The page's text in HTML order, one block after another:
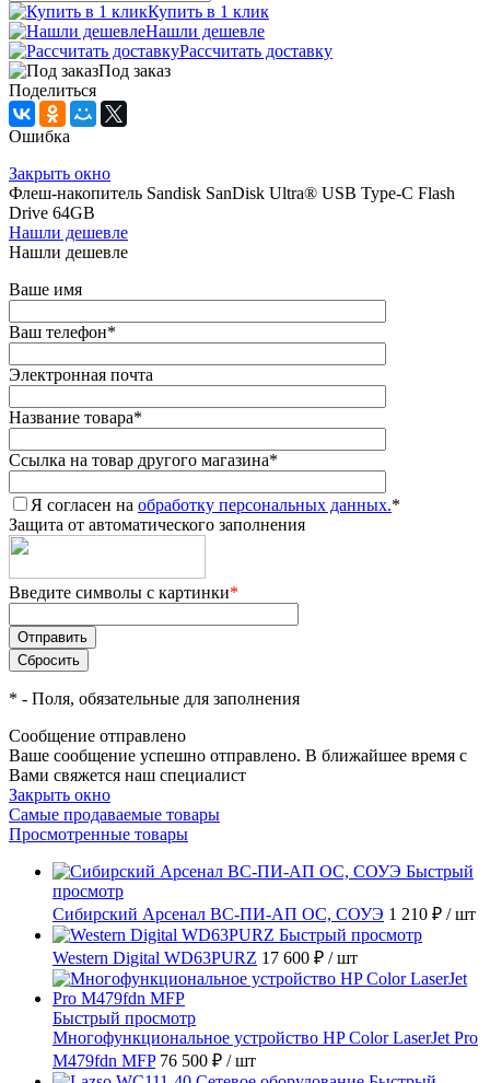
Купить в 1 клик
Нашли дешевле
Рассчитать доставку
Под заказ
Поделиться
Ошибка
Закрыть окно
Флеш-накопитель Sandisk SanDisk Ultra® USB Type-C Flash
Drive 64GB
Нашли дешевле
Нашли дешевле
Ваше имя
Ваш телефон*
Электронная почта
Название товара*
Ссылка на товар другого магазина*
Я согласен на обработку персональных данных.*
Защита от автоматического заполнения
Введите символы с картинки*
* - Поля, обязательные для заполнения
Сообщение отправлено
Ваше сообщение успешно отправлено. В ближайшее время с
Вами свяжется наш специалист
Закрыть окно
Самые продаваемые товары
Просмотренные товары
Быстрый
просмотр
Сибирский Арсенал ВС-ПИ-АП ОС, СОУЭ 1 210 ₽ / шт
Быстрый просмотр
Western Digital WD63PURZ 17 600 ₽ / шт
Быстрый просмотр
Многофункциональное устройство HP Color LaserJet Pro
M479fdn MFP 76 500 ₽ / шт